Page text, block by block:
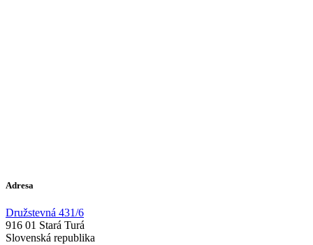
Adresa
Družstevná 431/6
916 01 Stará Turá
Slovenská republika